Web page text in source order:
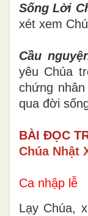
Sống Lời
xét xem
Cầu
yêu Chúa
chứng
qua đời
BÀI ĐỌC
Chúa Nhật
Ca nhập lễ
Lạy Chúa,